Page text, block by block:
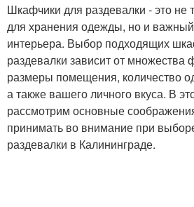
Шкафчики для раздевалки - это не
для хранения одежды, но и
интерьера. Выбор подходящих
раздевалки зависит от множества
размеры помещения, количество
а также вашего личного вкуса. В
рассмотрим основные
принимать во внимание при
раздевалки в Калининграде.